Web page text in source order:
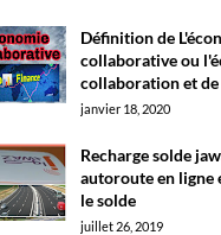
Définition de
collaborative ou
collaboration et de
janvier 18, 2020
Recharge solde
autoroute en ligne
le solde
juillet 26, 2019